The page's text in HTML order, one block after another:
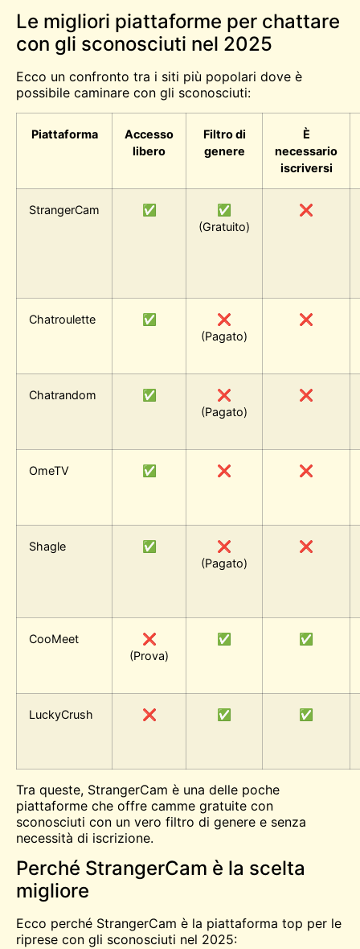
Le migliori piattaforme per chattare
con gli sconosciuti nel 2025
Ecco un confronto tra i siti più popolari dove è
possibile caminare con gli sconosciuti:
Piattaforma
Accesso
libero
Filtro di
genere
È
necessario
iscriversi
StrangerCam ✅
✅
(Gratuito)
❌
Chatroulette ✅
❌
(Pagato)
❌
Chatrandom ✅
❌
(Pagato)
❌
OmeTV ✅ ❌ ❌
Shagle ✅
❌
(Pagato)
❌
CooMeet
❌
(Prova)
✅ ✅
LuckyCrush ❌ ✅ ✅
Tra queste, StrangerCam è una delle poche
piattaforme che offre camme gratuite con
sconosciuti con un vero filtro di genere e senza
necessità di iscrizione.
Perché StrangerCam è la scelta
migliore
Ecco perché StrangerCam è la piattaforma top per le
riprese con gli sconosciuti nel 2025: